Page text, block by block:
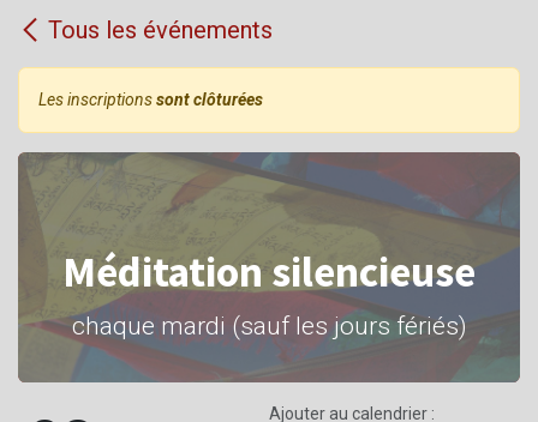
Tous les événements
Les inscriptionssont clôturées
Méditation silencieuse
chaque mardi (sauf les jours fériés)
Ajouter au calendrier :